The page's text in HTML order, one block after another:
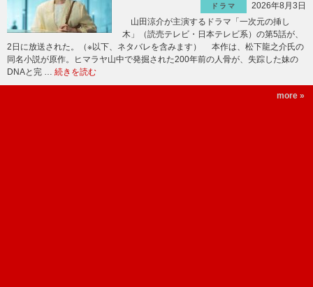
ドラマ
2026年8月3日
山田涼介が主演するドラマ「一次元の挿し
木」（読売テレビ・日本テレビ系）の第5話が、
2日に放送された。（※以下、ネタバレを含みます） 本作は、松下龍之介氏の
同名小説が原作。ヒマラヤ山中で発掘された200年前の人骨が、失踪した妹の
DNAと完 … 続きを読む
more »